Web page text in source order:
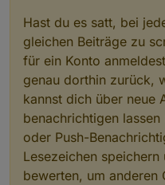
Hast du es satt, bei
gleichen Beiträge zu
für ein Konto
genau dorthin zurück,
kannst dich über neue
benachrichtigen
oder Push-
Lesezeichen
bewerten, um anderen